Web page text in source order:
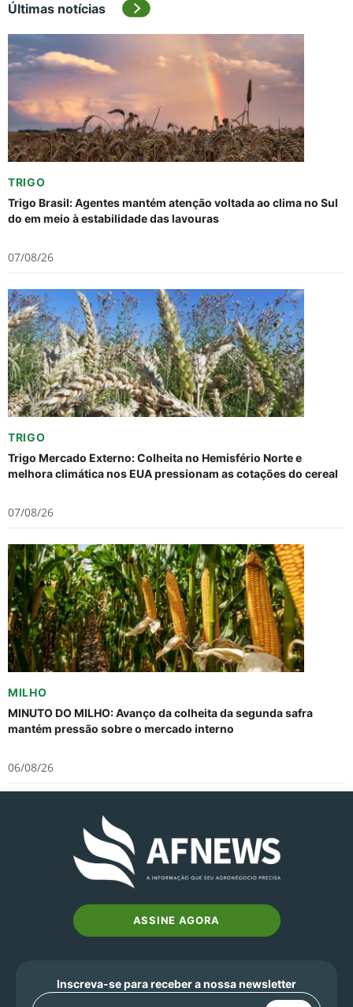
Últimas notícias
TRIGO
Trigo Brasil: Agentes mantém atenção voltada ao clima no Sul
do em meio à estabilidade das lavouras
07/08/26
TRIGO
Trigo Mercado Externo: Colheita no Hemisfério Norte e
melhora climática nos EUA pressionam as cotações do cereal
07/08/26
MILHO
MINUTO DO MILHO: Avanço da colheita da segunda safra
mantém pressão sobre o mercado interno
06/08/26
ASSINE AGORA
Inscreva-se para receber a nossa newsletter